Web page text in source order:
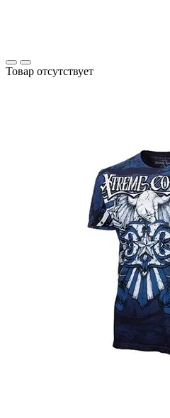
Товар отсутствует